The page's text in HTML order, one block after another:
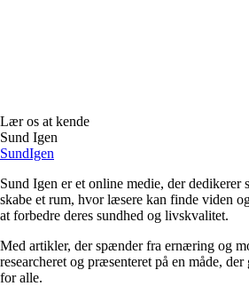
Lær os at kende
Sund Igen
SundIgen
Sund Igen er et online medie, der
skabe et rum, hvor læsere kan finde viden
at forbedre deres sundhed og livskvalitet.
Med artikler, der spænder fra ernæring og
researcheret og præsenteret på en måde,
for alle.